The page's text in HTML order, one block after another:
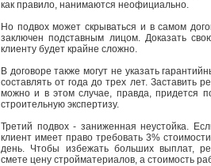
как правило, нанимаются неофициально.
Но подвох может скрываться и в самом
заключен подставным лицом. Доказать
клиенту будет крайне сложно.
В договоре также могут не указать
составлять от года до трех лет. Заставить
можно и в этом случае, правда, придется
строительную экспертизу.
Третий подвох - заниженная неустойка.
клиент имеет право требовать 3%
день. Чтобы избежать больших выплат,
смете цену стройматериалов, а стоимость